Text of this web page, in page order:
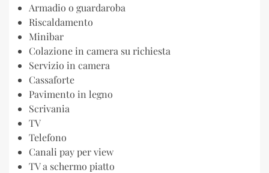
Armadio o guardaroba
Riscaldamento
Minibar
Colazione in camera su richiesta
Servizio in camera
Cassaforte
Pavimento in legno
Scrivania
TV
Telefono
Canali pay per view
TV a schermo piatto